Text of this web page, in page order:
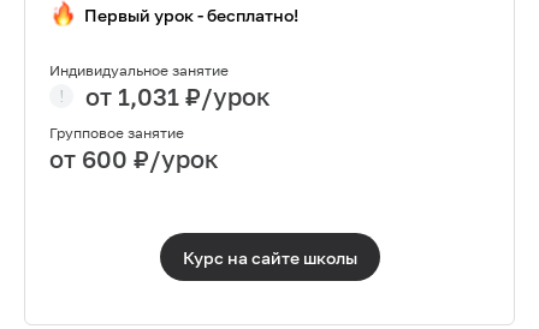
Первый урок - бесплатно!
Индивидуальное занятие
от 1,031 ₽/урок
Групповое занятие
от 600 ₽/урок
Курс на сайте школы